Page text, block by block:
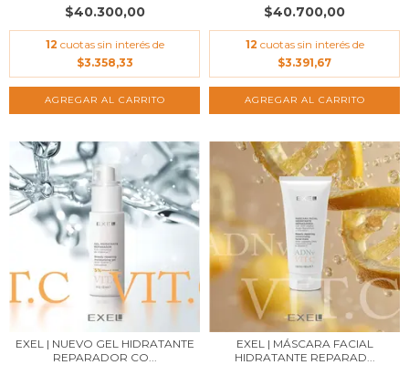
$40.300,00
12 cuotas sin interés de
$3.358,33
AGREGAR AL CARRITO
$40.700,00
12 cuotas sin interés de
$3.391,67
EXEL | NUEVO GEL HIDRATANTE
REPARADOR CO...
EXEL | MÁSCARA FACIAL
HIDRATANTE REPARAD...